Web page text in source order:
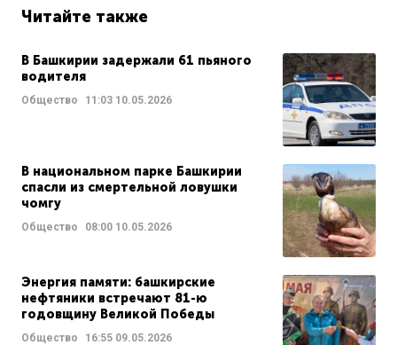
Читайте также
В Башкирии задержали 61 пьяного
водителя
Общество 11:03 10.05.2026
В национальном парке Башкирии
спасли из смертельной ловушки
чомгу
Общество 08:00 10.05.2026
Энергия памяти: башкирские
нефтяники встречают 81-ю
годовщину Великой Победы
Общество 16:55 09.05.2026